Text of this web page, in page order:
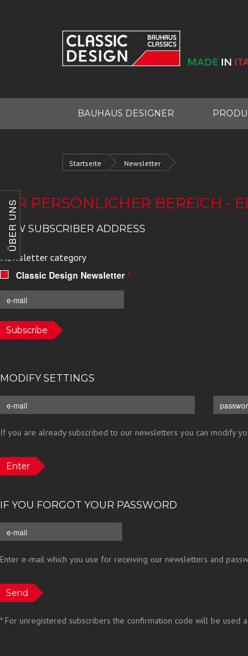
ÜBER UNS
BAUHAUS DESIGNER
Startseite Newsletter
IHR PERSÖNLICHER BEREICH -
NEW SUBSCRIBER ADDRESS
Newsletter category
Classic Design Newsletter *
Subscribe
MODIFY SETTINGS
If you are already subscribed to our newsletters you can modify
Enter
IF YOU FORGOT YOUR PASSWORD
Enter e-mail which you use for receiving our newsletters and
Send
* For unregistered subscribers the confirmation code will be used